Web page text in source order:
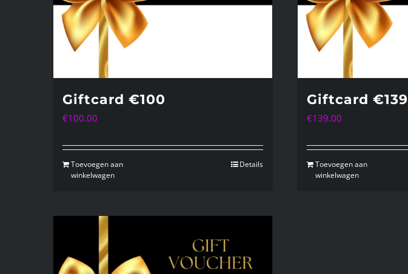
Giftcard €100
€100.00
Toevoegen aan
winkelwagen
Details
Giftcard €139
€139.00
Toevoegen aan
winkelwagen